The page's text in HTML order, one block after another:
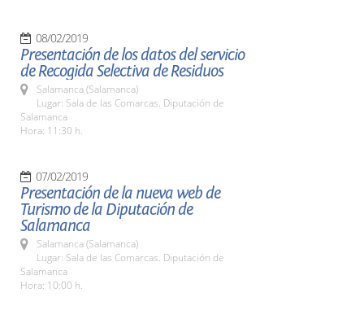
08/02/2019
Presentación de los datos del servicio
de Recogida Selectiva de Residuos
Salamanca (Salamanca)
Lugar: Sala de las Comarcas. Diputación de
Salamanca
Hora: 11:30 h.
07/02/2019
Presentación de la nueva web de
Turismo de la Diputación de
Salamanca
Salamanca (Salamanca)
Lugar: Sala de las Comarcas. Diputación de
Salamanca
Hora: 10:00 h.